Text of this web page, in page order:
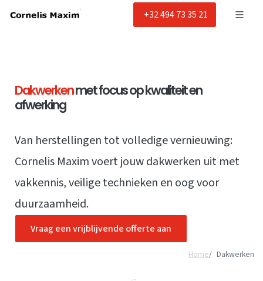
+32 494 73 35 21
Dakwerkenmet focus op kwaliteit en
afwerking
Van herstellingen tot volledige vernieuwing:
Cornelis Maxim voert jouw dakwerken uit met
vakkennis, veilige technieken en oog voor
duurzaamheid.
Vraag een vrijblijvende offerte aan
Home Dakwerken